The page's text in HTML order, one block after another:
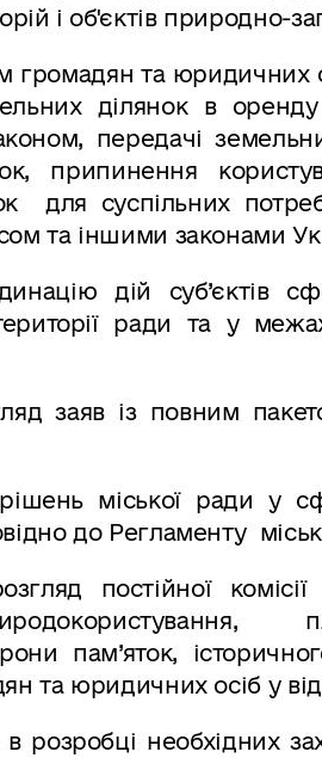
і об'єктів природно-
громадян та юридичних
ділянок в
передачі
припинення
для суспільних
та іншими законами
дій суб’єктів
ради та у
заяв із повним
міської ради у
до Регламенту
постійної
пам’яток,
та юридичних осіб у
розробці необхідних